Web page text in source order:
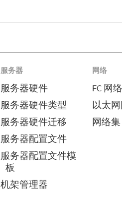
服务器
服务器硬件
服务器硬件类型
服务器硬件迁移
服务器配置文件
服务器配置文件模
板
机架管理器
网络
FC 网络
以太
网络集